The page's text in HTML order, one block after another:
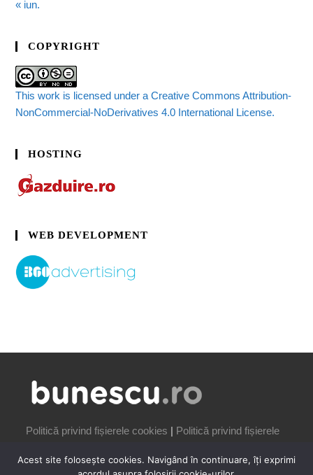
« iun.
COPYRIGHT
This work is licensed under a Creative Commons Attribution-
NonCommercial-NoDerivatives 4.0 International License.
HOSTING
WEB DEVELOPMENT
Politică privind fișierele cookies | Politică privind fișierele
Acest site folosește cookies. Navigând în continuare, îți exprimi